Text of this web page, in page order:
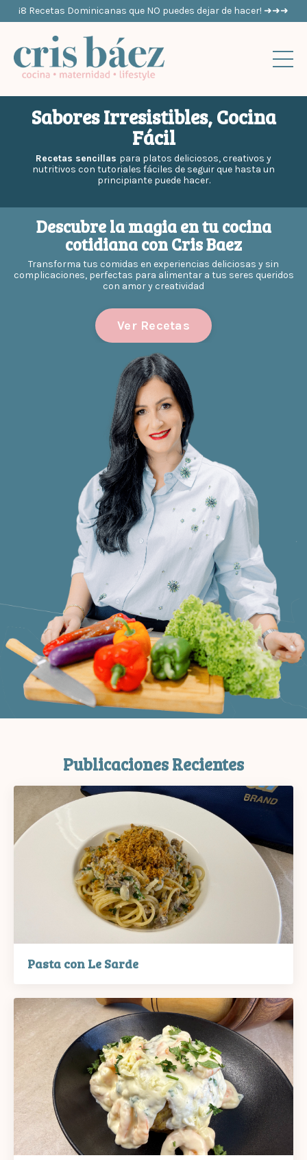
¡8 Recetas Dominicanas que NO puedes dejar de hacer! ➜➜➜
Sabores Irresistibles, Cocina
Fácil
Recetas sencillas para platos deliciosos, creativos y
nutritivos con tutoriales fáciles de seguir que hasta un
principiante puede hacer.
Descubre la magia en tu cocina
cotidiana con Cris Baez
Transforma tus comidas en experiencias deliciosas y sin
complicaciones, perfectas para alimentar a tus seres queridos
con amor y creatividad
Ver Recetas
Publicaciones Recientes
Pasta con Le Sarde